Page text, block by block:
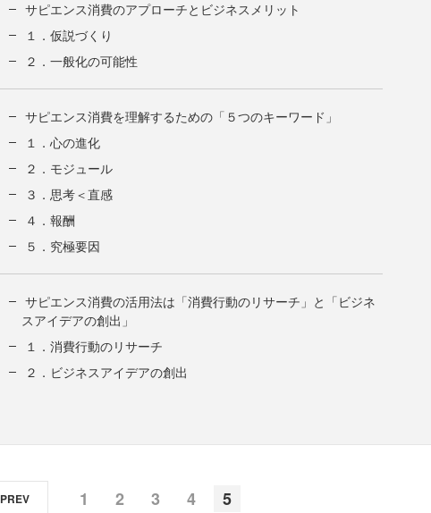
サピエンス消費のアプローチとビジネスメリット
１．仮説づくり
２．一般化の可能性
サピエンス消費を理解するための「５つのキーワード」
１．心の進化
２．モジュール
３．思考＜直感
４．報酬
５．究極要因
サピエンス消費の活用法は「消費行動のリサーチ」と「ビジネ
スアイデアの創出」
１．消費行動のリサーチ
２．ビジネスアイデアの創出
1 2 3 4 5
PREV